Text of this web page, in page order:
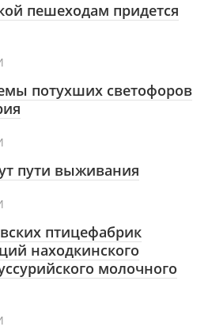
пешеходам придется
потухших светофоров
пути выживания
птицефабрик
находкинского
молочного